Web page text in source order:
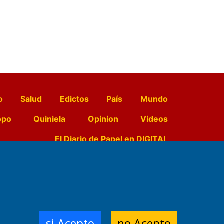
Salud Edictos País
Mundo
Quiniela Opinion
Videos
El Diario de Papel en DIGITAL